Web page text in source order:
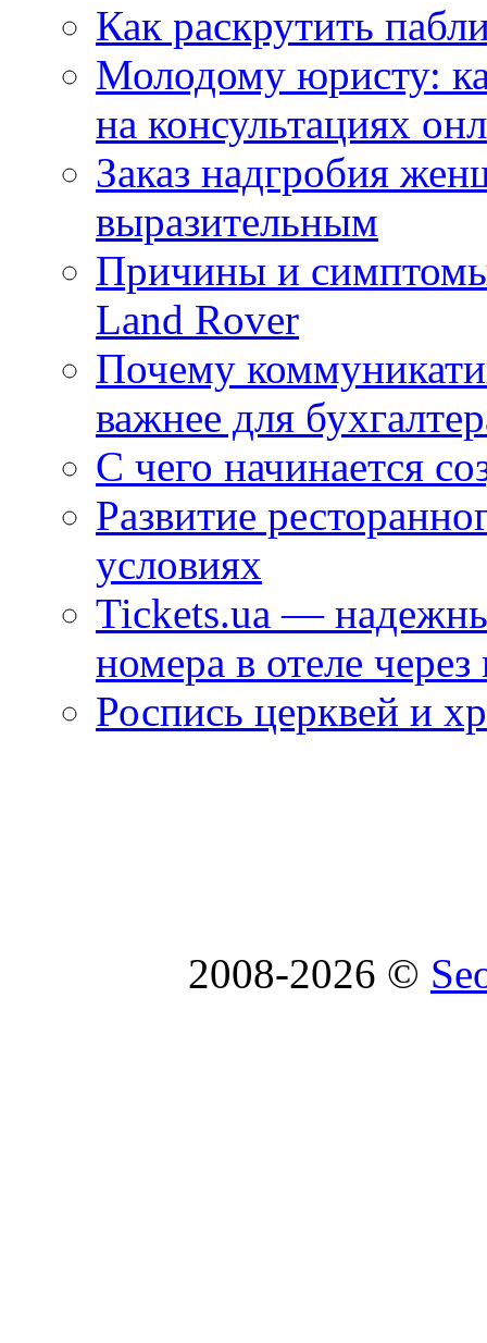
Как раскрутить
Молодому юристу:
на консультациях
Заказ надгробия
выразительным
Причины и
Land Rover
Почему
важнее для
С чего начинается
Развитие
условиях
Tickets.ua —
номера в отеле через
Роспись церквей и
2008-2026 ©